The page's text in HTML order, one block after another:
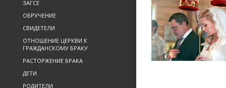
ЗАГСЕ
ОБРУЧЕНИЕ
СВИДЕТЕЛИ
ОТНОШЕНИЕ ЦЕРКВИ К
ГРАЖДАНСКОМУ БРАКУ
РАСТОРЖЕНИЕ БРАКА
ДЕТИ
РОДИТЕЛИ